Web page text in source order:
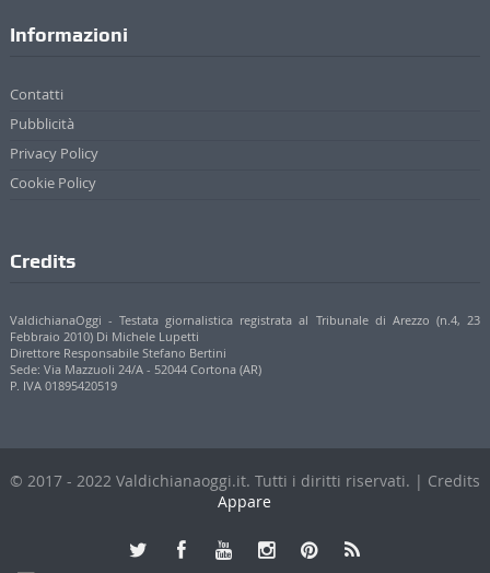
Informazioni
Contatti
Pubblicità
Privacy Policy
Cookie Policy
Credits
ValdichianaOggi - Testata giornalistica registrata al Tribunale di Arezzo (n.4, 23
Febbraio 2010) Di Michele Lupetti
Direttore Responsabile Stefano Bertini
Sede: Via Mazzuoli 24/A - 52044 Cortona (AR)
P. IVA 01895420519
© 2017 - 2022 Valdichianaoggi.it. Tutti i diritti riservati. | Credits
Appare